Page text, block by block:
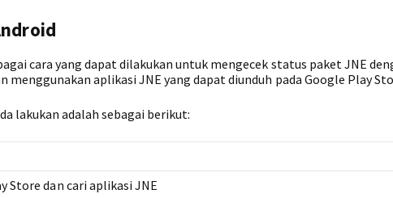
cara yang dapat dilakukan untuk mengecek status paket JNE
menggunakan aplikasi JNE yang dapat diunduh pada Google Play
lakukan adalah sebagai berikut:
Store dan cari aplikasi JNE